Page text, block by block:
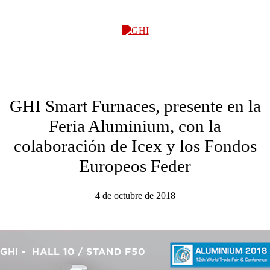
GHI
GHI Smart Furnaces, presente en la
Feria Aluminium, con la
colaboración de Icex y los Fondos
Europeos Feder
4 de octubre de 2018